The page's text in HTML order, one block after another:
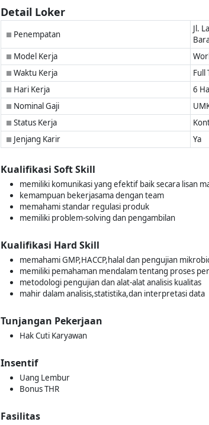
Detail Loker
■ Penempatan
Jl.
■ Model Kerja
■ Waktu Kerja Full
■ Hari Kerja 6
■ Nominal Gaji
■ Status Kerja
■ Jenjang Karir Ya
Kualifikasi Soft Skill
memiliki komunikasi yang efektif baik secara lisan
kemampuan bekerjasama dengan team
memahami standar regulasi produk
memiliki problem-solving dan pengambilan
Kualifikasi Hard Skill
memahami GMP,HACCP,halal dan pengujian
memiliki pemahaman mendalam tentang proses
metodologi pengujian dan alat-alat analisis kualitas
mahir dalam analisis,statistika,dan interpretasi data
Tunjangan Pekerjaan
Hak Cuti Karyawan
Insentif
Uang Lembur
Bonus THR
Fasilitas